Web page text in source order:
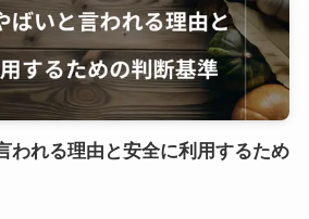
われる理由と安全に利用するため